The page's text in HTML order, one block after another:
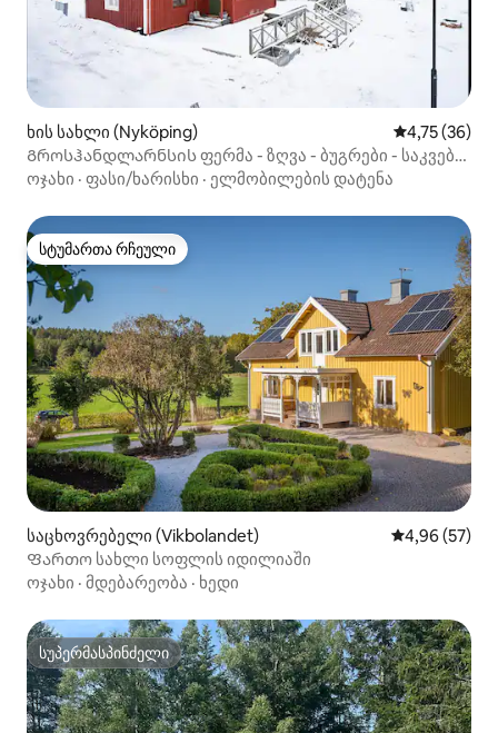
ხის სახლი (Nyköping) საშუალო
4,75 (36)
Გროსჰანდლარნსის ფერმა - ზღვა - ბუგრები - საკვები
- საუნა
ოჯახი · ფასი/ხარისხი · ელმობილების დატენა
სტუმართა რჩეული
სტუმართა რჩეული
საცხოვრებელი (Vikbolandet) საშუალო
4,96 (57)
Ფართო სახლი სოფლის იდილიაში
ოჯახი · მდებარეობა · ხედი
სუპერმასპინძელი
სუპერმასპინძელი